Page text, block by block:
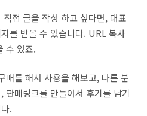
접 글을 작성 하고 싶다면, 대표
를 받을 수 있습니다. URL 복사
수 있죠.
매를 해서 사용을 해보고, 다른 분
판매링크를 만들어서 후기를 남기
.